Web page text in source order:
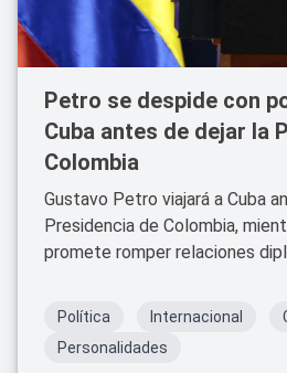
Petro se despide con
Cuba antes de dejar la
Colombia
Gustavo Petro viajará a Cuba
Presidencia de Colombia,
promete romper relaciones
Política Internacional
Personalidades